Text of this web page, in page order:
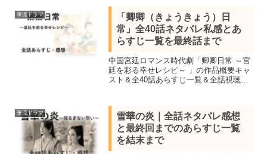
華流ドラマ
「卿卿（きょうきょう）日
常」全40話ネタバレ私感とあ
らすじ一覧を最終話まで
中国宮廷ロマンス時代劇「卿卿日常 ～宮
廷を彩る幸せレシピ～ 」の作品概要キャ
スト＆全40話あらすじ一覧＆全話視聴し
博人気ドラマトップ10に入った大ヒット
華流ドラマ
雪華の炎｜全話ネタバレ感想
と最終回までのあらすじ一覧
を結末まで